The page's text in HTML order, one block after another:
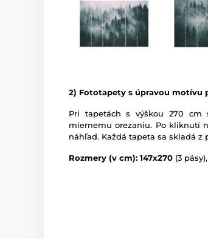
2) Fototapety s úpravou motívu
Pri tapetách s výškou 270 cm
miernemu orezaniu. Po kliknutí
náhľad. Každá tapeta sa skladá z
Rozmery (v cm): 147x270 (3 pásy),